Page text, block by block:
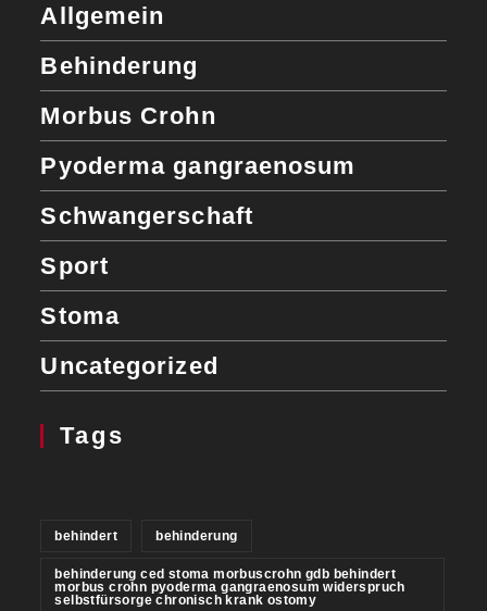
Allgemein
Behinderung
Morbus Crohn
Pyoderma gangraenosum
Schwangerschaft
Sport
Stoma
Uncategorized
Tags
behindert behinderung
behinderung ced stoma morbuscrohn gdb behindert
morbus crohn pyoderma gangraenosum widerspruch
selbstfürsorge chronisch krank ostomy